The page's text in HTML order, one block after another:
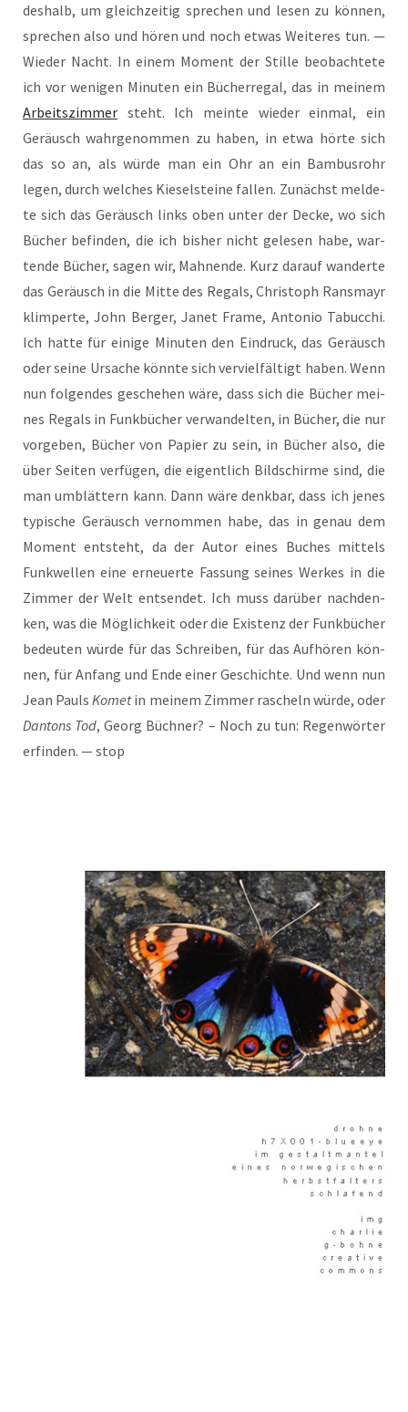
des­halb, um gleich­zei­tig spre­chen und lesen zu kön­nen,
spre­chen also und hören und noch etwas Wei­te­res tun. —
Wie­der Nacht. In einem Moment der Stil­le beob­ach­te­te
ich vor weni­gen Minu­ten ein Bücher­re­gal, das in mei­nem
Arbeits­zim­mer steht. Ich mein­te wie­der ein­mal, ein
Geräusch wahr­ge­nom­men zu haben, in etwa hör­te sich
das so an, als wür­de man ein Ohr an ein Bam­bus­rohr
legen, durch wel­ches Kie­sel­stei­ne fal­len. Zunächst mel­de­
te sich das Geräusch links oben unter der Decke, wo sich
Bücher befin­den, die ich bis­her nicht gele­sen habe, war­
ten­de Bücher, sagen wir, Mah­nen­de. Kurz dar­auf wan­der­te
das Geräusch in die Mit­te des Regals, Chris­toph Rans­mayr
klim­per­te, John Ber­ger, Janet Frame, Anto­nio Tabuc­chi.
Ich hat­te für eini­ge Minu­ten den Ein­druck, das Geräusch
oder sei­ne Ursa­che könn­te sich ver­viel­fäl­tigt haben. Wenn
nun fol­gen­des gesche­hen wäre, dass sich die Bücher mei­
nes Regals in Funk­bü­cher ver­wan­del­ten, in Bücher, die nur
vor­ge­ben, Bücher von Papier zu sein, in Bücher also, die
über Sei­ten ver­fü­gen, die eigent­lich Bild­schir­me sind, die
man umblät­tern kann. Dann wäre denk­bar, dass ich jenes
typi­sche Geräusch ver­nom­men habe, das in genau dem
Moment ent­steht, da der Autor eines Buches mit­tels
Funk­wel­len eine erneu­er­te Fas­sung sei­nes Wer­kes in die
Zim­mer der Welt ent­sen­det. Ich muss dar­über nach­den­
ken, was die Mög­lich­keit oder die Exis­tenz der Funk­bü­cher
bedeu­ten wür­de für das Schrei­ben, für das Auf­hö­ren kön­
nen, für Anfang und Ende einer Geschich­te. Und wenn nun
Jean PaulsKometin mei­nem Zim­mer rascheln wür­de, oder
Dan­tons Tod, Georg Büch­ner? – Noch zu tun: Regen­wör­ter
erfin­den. — stop